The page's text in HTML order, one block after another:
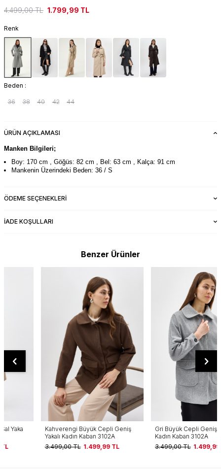
4.499,00TL 1.799,99 TL
Renk
Beden :
36 38 40 42 44
ÜRÜN AÇIKLAMASI
Manken Bilgileri;
Boy: 170 cm , Göğüs: 82 cm , Bel: 63 cm , Kalça: 91 cm
Mankenin Üzerindeki Beden: 36 / S
ÖDEME SEÇENEKLERI
İADE KOŞULLARI
Benzer Ürünler
Kahverengi Büyük Cepli Geniş
Yakalı Kadın Kaban 3102A
3.499,00
1.499,99TL
Gri Büyük Cepli Geniş Yakalı
Kadın Kaban 3102A
3.499,00
1.499,99TL